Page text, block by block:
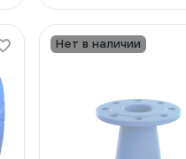
Нет в наличии